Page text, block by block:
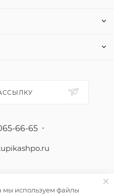
66-65
мы используем файлы